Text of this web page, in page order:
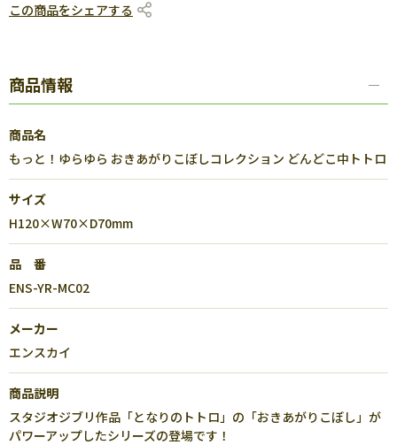
この商品をシェアする
商品情報
商品名
もっと！ゆらゆら おきあがりこぼしコレクション どんどこ中トトロ
サイズ
H120×W70×D70mm
品 番
ENS-YR-MC02
メーカー
エンスカイ
商品説明
スタジオジブリ作品「となりのトトロ」の「おきあがりこぼし」が
パワーアップしたシリーズの登場です！